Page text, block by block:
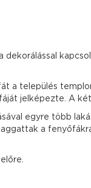
a település
jelképezte. A
egyre több
a